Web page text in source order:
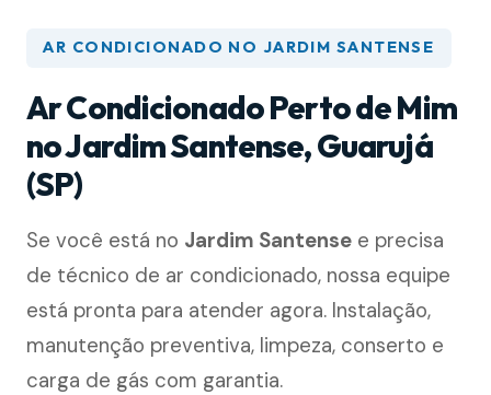
AR CONDICIONADO NO JARDIM SANTENSE
Ar Condicionado Perto de Mim
no Jardim Santense, Guarujá
(SP)
Se você está no Jardim Santense e precisa
de técnico de ar condicionado, nossa equipe
está pronta para atender agora. Instalação,
manutenção preventiva, limpeza, conserto e
carga de gás com garantia.